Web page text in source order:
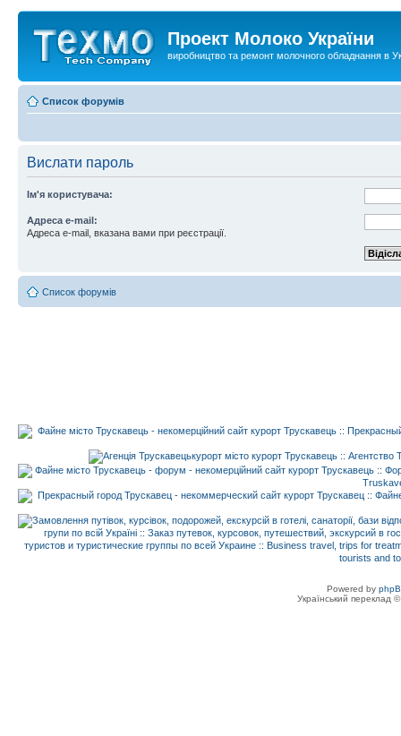
Проект Молоко України
виробництво та ремонт молочного обладнання в
Список форумів
Вислати пароль
Ім'я користувача:
Адреса e-mail:
Адреса e-mail, вказана вами при реєстрації.
Список форумів
Powered by
Український переклад